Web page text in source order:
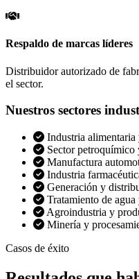
Respaldo de marcas líderes
Distribuidor autorizado de
el sector.
Nuestros sectores
Industria alimentaria
Sector petroquímico
Manufactura
Industria
Generación y
Tratamiento de
Agroindustria y
Minería y
Casos de éxito